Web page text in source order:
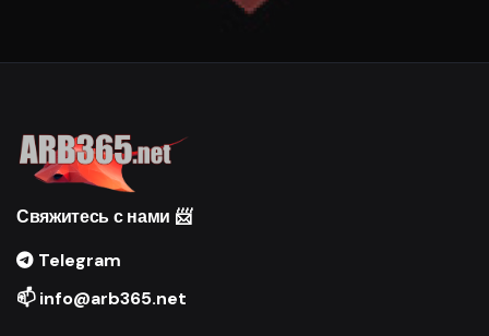
Свяжитесь с нами 📨
Telegram
📫 info@arb365.net